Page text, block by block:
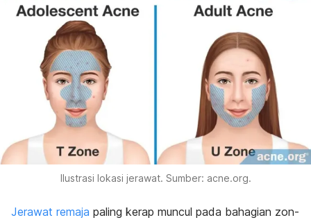
Ilustrasi lokasi jerawat. Sumber: acne.org.
Jerawat remaja paling kerap muncul pada bahagian zon-